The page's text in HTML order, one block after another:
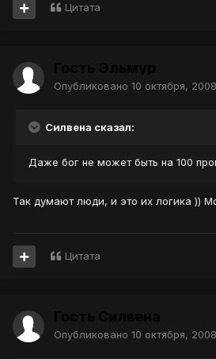
Цитата
Опубликовано 10 октября, 2008
Силвена сказал:
Даже бог не может быть на 100
Так думают люди, и это их логика ))
Цитата
Опубликовано 10 октября, 2008